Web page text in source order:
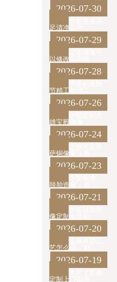
2026-07-30
足清净庄严， ...
2026-07-29
以修改造型细 ...
2026-07-28
节精工处理工 ...
2026-07-26
雄宝殿佛像， ...
2026-07-24
萨铜像要注意 ...
2026-07-23
脱胎造像，底 ...
2026-07-21
像定制全流程 ...
2026-07-20
艺怎么选，彩 ...
2026-07-19
定制上门勘测 ...